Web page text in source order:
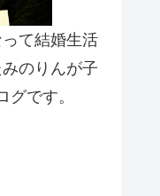
て結婚生活
のりんが子
です。